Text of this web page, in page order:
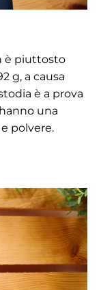
è piuttosto
g, a causa
è a prova
una
polvere.